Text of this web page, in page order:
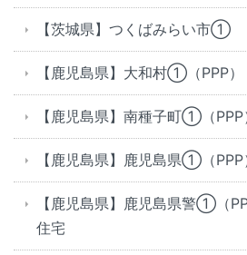
【茨城県】つくばみらい市①
【鹿児島県】大和村①（PPP）
【鹿児島県】南種子町①（PPP
【鹿児島県】鹿児島県①（
【鹿児島県】鹿児島県警①（
住宅